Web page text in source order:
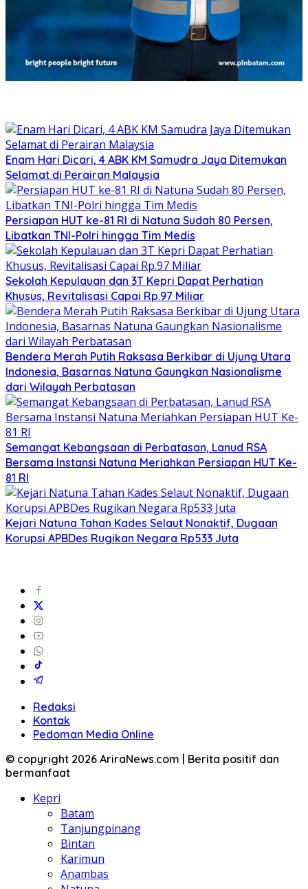
Enam Hari Dicari, 4 ABK KM Samudra Jaya Ditemukan
Selamat di Perairan Malaysia
Persiapan HUT ke-81 RI di Natuna Sudah 80 Persen,
Libatkan TNI-Polri hingga Tim Medis
Sekolah Kepulauan dan 3T Kepri Dapat Perhatian
Khusus, Revitalisasi Capai Rp.97 Miliar
Bendera Merah Putih Raksasa Berkibar di Ujung Utara
Indonesia, Basarnas Natuna Gaungkan Nasionalisme
dari Wilayah Perbatasan
Semangat Kebangsaan di Perbatasan, Lanud RSA
Bersama Instansi Natuna Meriahkan Persiapan HUT Ke-
81 RI
Kejari Natuna Tahan Kades Selaut Nonaktif, Dugaan
Korupsi APBDes Rugikan Negara Rp533 Juta
Redaksi
Kontak
Pedoman Media Online
© copyright 2026 AriraNews.com | Berita positif dan
bermanfaat
Kepri
Batam
Tanjungpinang
Bintan
Karimun
Anambas